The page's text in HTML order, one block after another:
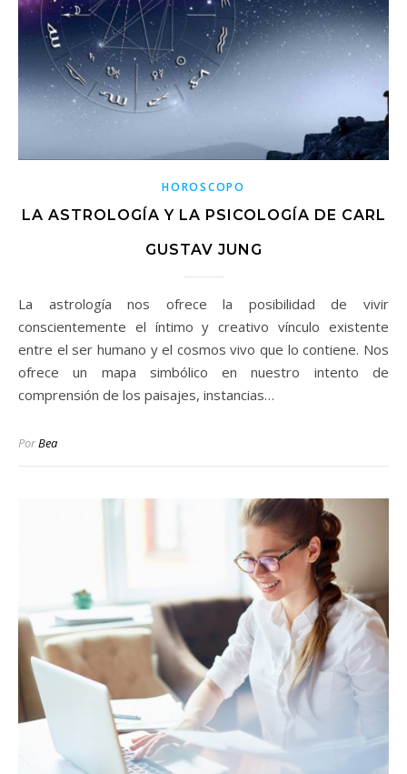
HOROSCOPO
LA ASTROLOGÍA Y LA PSICOLOGÍA DE CARL
GUSTAV JUNG
La astrología nos ofrece la posibilidad de vivir
conscientemente el íntimo y creativo vínculo existente
entre el ser humano y el cosmos vivo que lo contiene. Nos
ofrece un mapa simbólico en nuestro intento de
comprensión de los paisajes, instancias…
PorBea